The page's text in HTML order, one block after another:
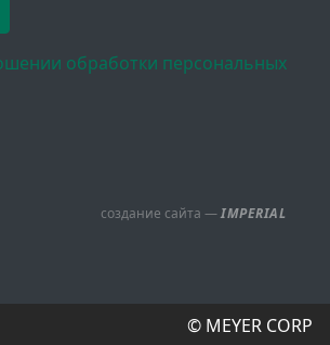
обработки персональных
создание сайта —IMPERIAL
© MEYER CORP